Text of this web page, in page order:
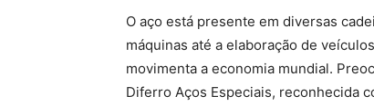
O aço está presente em diversas
máquinas até a elaboração de
movimenta a economia mundial.
Diferro Aços Especiais, reconhecida